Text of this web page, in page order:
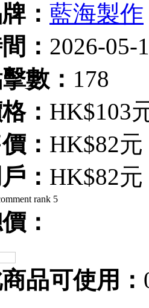
： 藍海製作
： 2026-05-
數： 178
： HK$103
： HK$82元
： HK$82元
：
品可使用：